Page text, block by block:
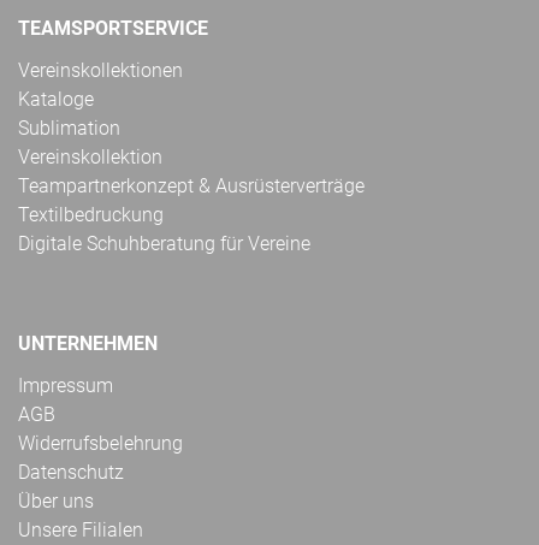
TEAMSPORTSERVICE
Vereinskollektionen
Kataloge
Sublimation
Vereinskollektion
Teampartnerkonzept & Ausrüsterverträge
Textilbedruckung
Digitale Schuhberatung für Vereine
UNTERNEHMEN
Impressum
AGB
Widerrufsbelehrung
Datenschutz
Über uns
Unsere Filialen